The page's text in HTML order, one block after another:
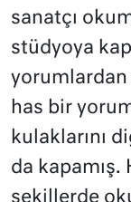
sanatçı
stüdyoya
has bir
kulaklarını
da kapamış.